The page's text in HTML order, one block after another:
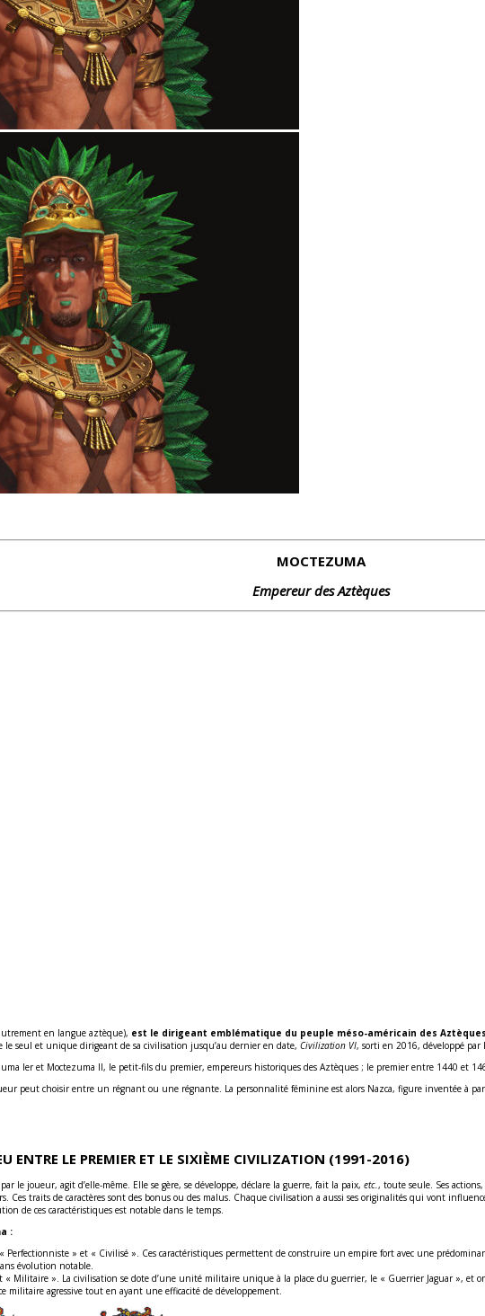
MOCTEZUMA
Empereur des Aztèques
en langue aztèque), est le dirigeant emblématique du peuple méso-américain des Aztèques
le seul et unique dirigeant de sa civilisation jusqu’au dernier en date, Civilization VI, sorti en 2016, développé par
Ier et Moctezuma II, le petit-fils du premier, empereurs historiques des Aztèques ; le premier entre 1440 et
peut choisir entre un régnant ou une régnante. La personnalité féminine est alors Nazca, figure inventée à
ENTRE LE PREMIER ET LE SIXIÈME CIVILIZATION (1991-2016)
le joueur, agit d’elle-même. Elle se gère, se développe, déclare la guerre, fait la paix, etc., toute seule. Ses
Ces traits de caractères sont des bonus ou des malus. Chaque civilisation a aussi ses originalités qui vont
de ces caractéristiques est notable dans le temps.
:
Perfectionniste » et « Civilisé ». Ces caractéristiques permettent de construire un empire fort avec une
évolution notable.
Militaire ». La civilisation se dote d’une unité militaire unique à la place du guerrier, le « Guerrier Jaguar », et
militaire agressive tout en ayant une efficacité de développement.